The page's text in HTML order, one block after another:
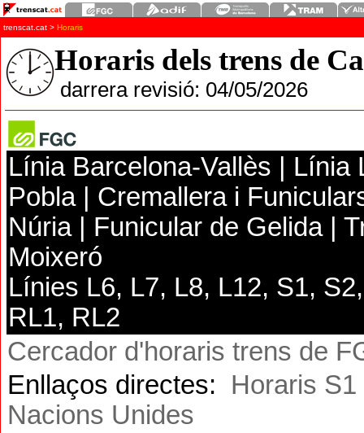
trenscat.cat > Horaris
Horaris dels trens de
darrera revisió: 04/05/2026
Línia Barcelona-Vallès | Línia
Pobla | Cremallera i
Núria | Funicular de Gelida |
Moixeró
Línies L6, L7, L8, L12, S1,
RL1, RL2
Cercador d'horaris trens de
Enllaços directes: Horaris
Nacions Unides